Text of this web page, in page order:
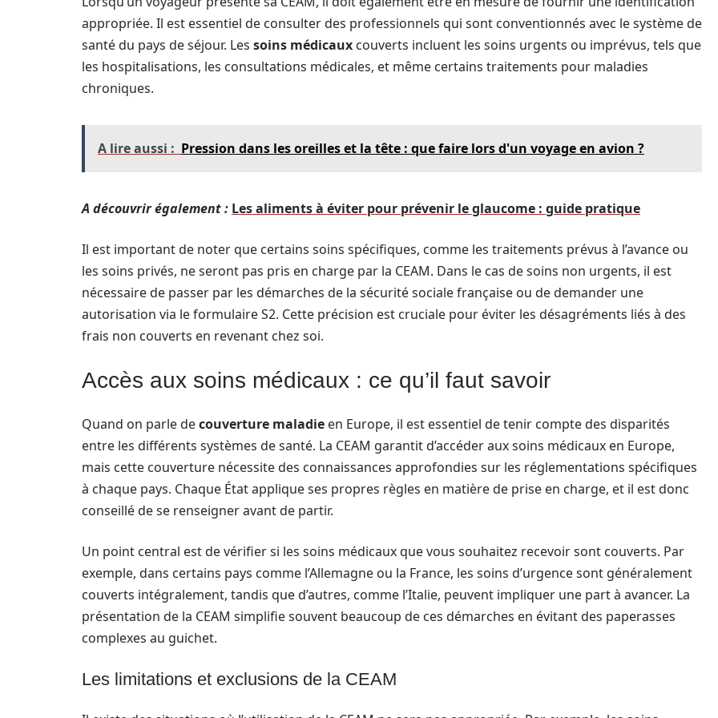
appropriée. Il est essentiel de consulter des professionnels qui sont conventionnés avec le système de
santé du pays de séjour. Les soins médicaux couverts incluent les soins urgents ou imprévus, tels que
les hospitalisations, les consultations médicales, et même certains traitements pour maladies
chroniques.
A lire aussi : Pression dans les oreilles et la tête : que faire lors d'un voyage en avion ?
A découvrir également : Les aliments à éviter pour prévenir le glaucome : guide pratique
Il est important de noter que certains soins spécifiques, comme les traitements prévus à l’avance ou
les soins privés, ne seront pas pris en charge par la CEAM. Dans le cas de soins non urgents, il est
nécessaire de passer par les démarches de la sécurité sociale française ou de demander une
autorisation via le formulaire S2. Cette précision est cruciale pour éviter les désagréments liés à des
frais non couverts en revenant chez soi.
Accès aux soins médicaux : ce qu’il faut savoir
Quand on parle decouverture maladie en Europe, il est essentiel de tenir compte des disparités
entre les différents systèmes de santé. La CEAM garantit d’accéder aux soins médicaux en Europe,
mais cette couverture nécessite des connaissances approfondies sur les réglementations spécifiques
à chaque pays. Chaque État applique ses propres règles en matière de prise en charge, et il est donc
conseillé de se renseigner avant de partir.
Un point central est de vérifier si les soins médicaux que vous souhaitez recevoir sont couverts. Par
exemple, dans certains pays comme l’Allemagne ou la France, les soins d’urgence sont généralement
couverts intégralement, tandis que d’autres, comme l’Italie, peuvent impliquer une part à avancer. La
présentation de la CEAM simplifie souvent beaucoup de ces démarches en évitant des paperasses
complexes au guichet.
Les limitations et exclusions de la CEAM